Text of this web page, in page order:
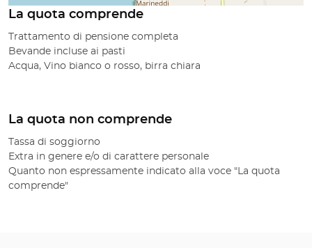
La quota comprende
Trattamento di pensione completa
Bevande incluse ai pasti
Acqua, Vino bianco o rosso, birra chiara
La quota non comprende
Tassa di soggiorno
Extra in genere e/o di carattere personale
Quanto non espressamente indicato alla voce "La quota
comprende"